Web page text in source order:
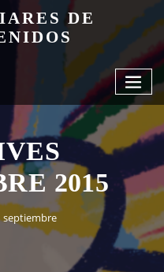
DE
2015
septiembre